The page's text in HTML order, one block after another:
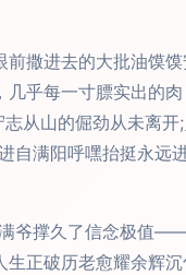
撒进去的大批油馍
乎每一寸膘实出的
从山的倔劲从未离
满阳呼嘿抬挺永远
爷撑久了信念极值
正破历老愈耀余辉